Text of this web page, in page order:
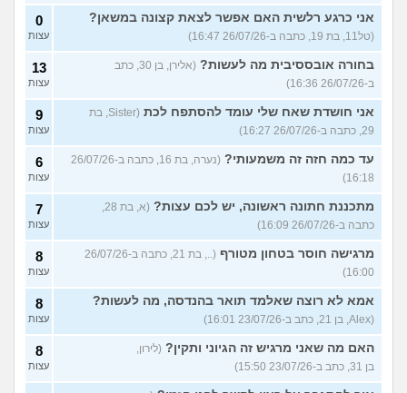
אני כרגע רלשית האם אפשר לצאת קצונה במשאן?
(טל11, בת 19, כתבה ב-26/07/26 16:47)
0
עצות
בחורה אובססיבית מה לעשות?
(אלירן, בן 30, כתב
ב-26/07/26 16:36)
13
עצות
אני חושדת שאח שלי עומד להסתפח לכת
(Sister, בת
29, כתבה ב-26/07/26 16:27)
9
עצות
עד כמה חזה זה משמעותי?
(נערה, בת 16, כתבה ב-26/07/26
16:18)
6
עצות
מתכננת חתונה ראשונה, יש לכם עצות?
כתבה ב-26/07/26 16:09)
7
עצות
מרגישה חוסר בטחון מטורף
(.., בת 21, כתבה ב-26/07/26
16:00)
8
עצות
אמא לא רוצה שאלמד תואר בהנדסה, מה לעשות?
(Alex, בן 21, כתב ב-23/07/26 16:01)
8
עצות
האם מה שאני מרגיש זה הגיוני ותקין? (לירון,
בן 31, כתב ב-23/07/26 15:50)
8
עצות